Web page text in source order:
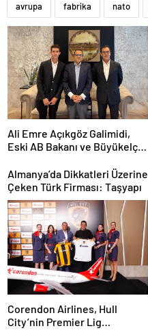
avrupa fabrika nato
Ali Emre Açıkgöz Galimidi,
Eski AB Bakanı ve Büyükelçi
Geldi
Almanya’da Dikkatleri Üzerine
Çeken Türk Firması: Taşyapı
Corendon Airlines, Hull
City’nin Premier Lig